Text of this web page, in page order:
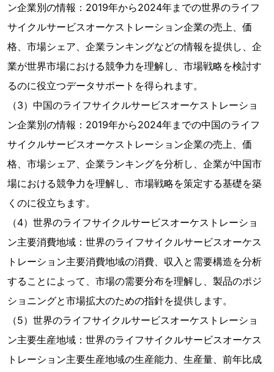
ン企業別の情報：2019年から2024年までの世界のライフ
サイクルサービスオーケストレーション企業の売上、価
格、市場シェア、企業ランキングなどの情報を提供し、企
業が世界市場における競争力を理解し、市場戦略を検討す
るのに役立つデータサポートを得られます。
（3）中国のライフサイクルサービスオーケストレーショ
ン企業別の情報：2019年から2024年までの中国のライフ
サイクルサービスオーケストレーション企業の売上、価
格、市場シェア、企業ランキングを分析し、企業が中国市
場における競争力を理解し、市場戦略を策定する基礎を築
くのに役立ちます。
（4）世界のライフサイクルサービスオーケストレーショ
ン主要消費地域：世界のライフサイクルサービスオーケス
トレーション主要消費地域の消費、収入と需要構造を分析
することによって、市場の需要分布を理解し、製品のポジ
ショニングと市場拡大のための指針を提供します。
（5）世界のライフサイクルサービスオーケストレーショ
ン主要生産地域：世界のライフサイクルサービスオーケス
トレーション主要生産地域の生産能力、生産量、前年比成